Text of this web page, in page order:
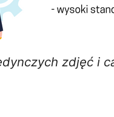
zdjęć i